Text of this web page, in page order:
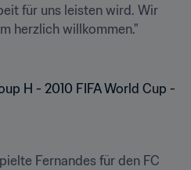
für uns leisten wird. Wir
herzlich willkommen."
Fernandes für den FC